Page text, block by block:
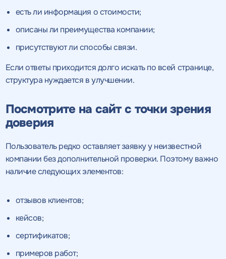
есть ли информация о стоимости;
описаны ли преимущества компании;
присутствуют ли способы связи.
Если ответы приходится долго искать по всей странице,
структура нуждается в улучшении.
Посмотрите на сайт с точки зрения
доверия
Пользователь редко оставляет заявку у неизвестной
компании без дополнительной проверки. Поэтому важно
наличие следующих элементов:
отзывов клиентов;
кейсов;
сертификатов;
примеров работ;
Получить
качественный
SEO - аудит
Вместе с аудитом
мы даем структуру
конкурентов в поиске
Отклик на вакансию
Укажите ваш номер телефона и мы свяжемся с
вами в ближайшее время
Воспользоваться
предложением
Укажите ваш номер телефона
и введите промокод
соответствующий